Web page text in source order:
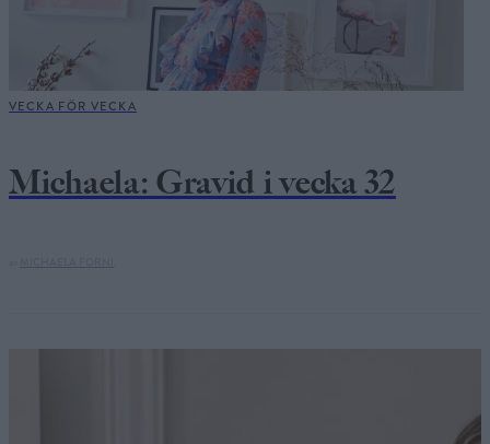
VECKA FÖR VECKA
Michaela: Gravid i vecka 32